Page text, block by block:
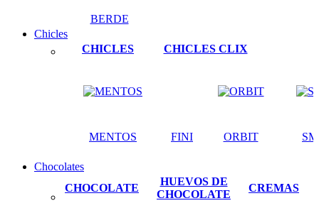
BERDE
Chicles
CHICLES
CHICLES CLIX
MENTOS FINI ORBIT
Chocolates
CHOCOLATE
HUEVOS DE
CHOCOLATE
CREMAS